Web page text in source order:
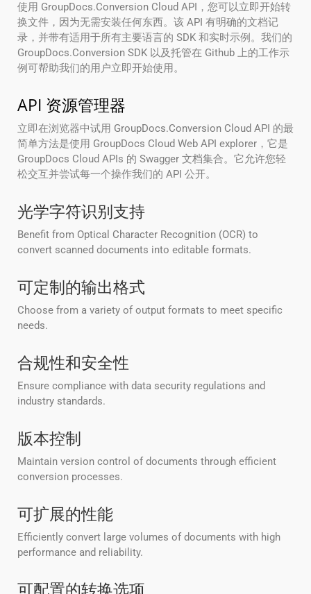
使用 GroupDocs.Conversion Cloud API，您可以立即开始转
换文件，因为无需安装任何东西。该 API 有明确的文档记
录，并带有适用于所有主要语言的 SDK 和实时示例。我们的
GroupDocs.Conversion SDK 以及托管在 Github 上的工作示
例可帮助我们的用户立即开始使用。
API 资源管理器
立即在浏览器中试用 GroupDocs.Conversion Cloud API 的最
简单方法是使用 GroupDocs Cloud Web API explorer，它是
GroupDocs Cloud APIs 的 Swagger 文档集合。它允许您轻
松交互并尝试每一个操作我们的 API 公开。
光学字符识别支持
Benefit from Optical Character Recognition (OCR) to
convert scanned documents into editable formats.
可定制的输出格式
Choose from a variety of output formats to meet specific
needs.
合规性和安全性
Ensure compliance with data security regulations and
industry standards.
版本控制
Maintain version control of documents through efficient
conversion processes.
可扩展的性能
Efficiently convert large volumes of documents with high
performance and reliability.
可配置的转换选项